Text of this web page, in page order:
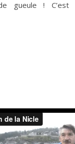
gueule ! C’est